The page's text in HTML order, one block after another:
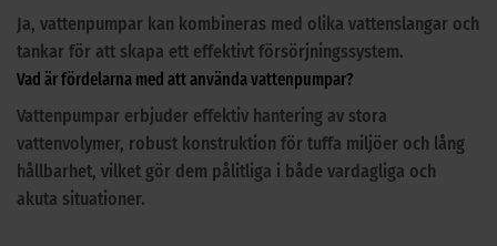
Ja, vattenpumpar kan kombineras med olika vattenslangar och
tankar för att skapa ett effektivt försörjningssystem.
Vad är fördelarna med att använda vattenpumpar?
Vattenpumpar erbjuder effektiv hantering av stora
vattenvolymer, robust konstruktion för tuffa miljöer och lång
hållbarhet, vilket gör dem pålitliga i både vardagliga och
akuta situationer.